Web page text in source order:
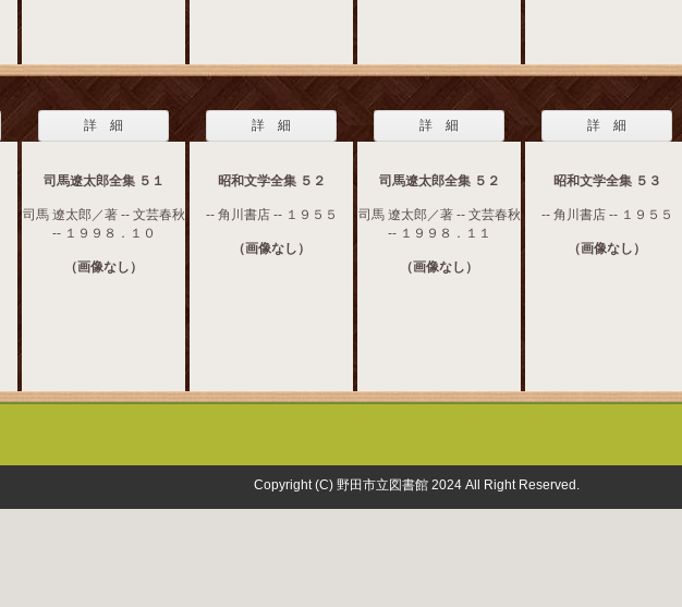
詳 細
司馬遼太郎全集 ５１
司馬 遼太郎／著 -- 文芸春秋
-- １９９８．１０
（画像なし）
詳 細
昭和文学全集 ５２
-- 角川書店 -- １９５５
（画像なし）
詳 細
司馬遼太郎全集 ５２
司馬 遼太郎／著 -- 文芸春秋
-- １９９８．１１
（画像なし）
詳 細
昭和文学全集 ５３
-- 角川書店 -- １９５５
（画像なし）
Copyright (C) 野田市立図書館 2024 All Right Reserved.